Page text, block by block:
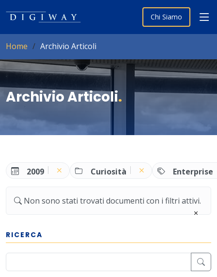
Chi Siamo
Home Archivio Articoli
Archivio Articoli.
2009 Curiosità Enterprise
Non sono stati trovati documenti con i filtri attivi.
RICERCA